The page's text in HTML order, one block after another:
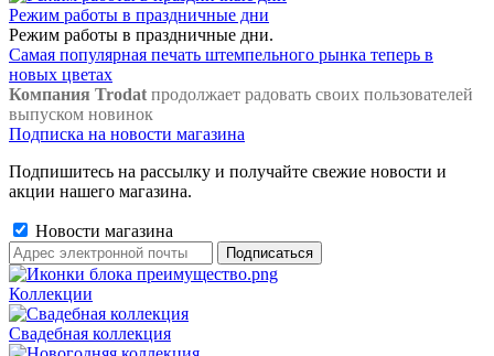
Режим работы в праздничные дни
Режим работы в праздничные дни.
Самая популярная печать штемпельного рынка теперь в
новых цветах
Компания Trodat продолжает радовать своих пользователей
выпуском новинок
Подписка на новости магазина
Подпишитесь на рассылку и получайте свежие новости и
акции нашего магазина.
Новости магазина
Коллекции
Свадебная коллекция